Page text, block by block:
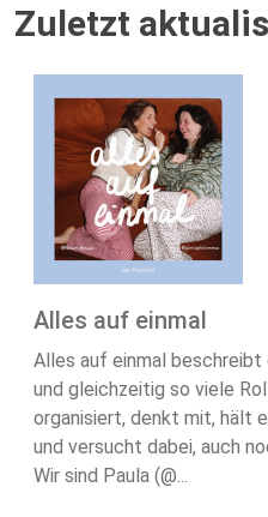
Zuletzt
Alles auf einmal
Alles auf einmal beschreibt
und gleichzeitig so viele
organisiert, denkt mit, hält
und versucht dabei, auch
Wir sind Paula (@...